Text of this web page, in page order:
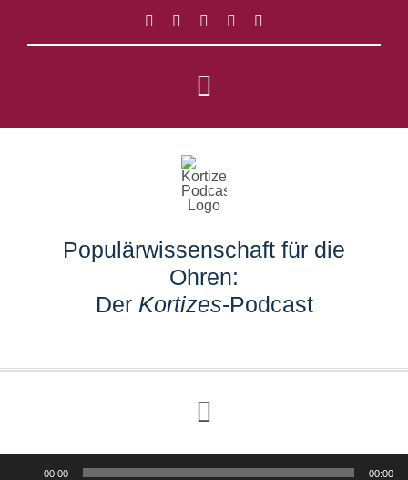
springen
Toggle
Navigation
Impressum
Datenschutz
Populärwissenschaft für die
Ohren:
Der Kortizes-Podcast
Toggle
Navigation
00:00 00:00